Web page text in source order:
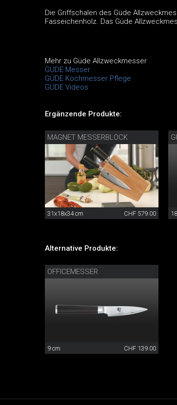
Die Griffschalen des Güde
Fasseichenholz. Das Güde
Mehr zu Güde Allzweckmesser
GÜDE Messer
GÜDE Kochmesser Pflege
GÜDE Videos
Ergänzende Produkte:
MAGNET MESSERBLOCK
31x18x34 cm CHF 579.00
Alternative Produkte:
OFFICEMESSER
9 cm CHF 139.00